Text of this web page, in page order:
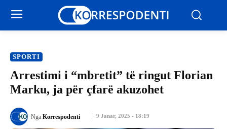
SPORTI
Arrestimi i “mbretit” të ringut Florian
Marku, ja për çfarë akuzohet
9 Janar, 2025 - 18:19
Nga Korrespodenti